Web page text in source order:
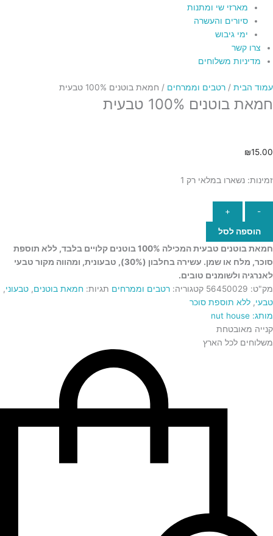
מארזי שי ומתנות
סיורים והעשרה
ימי גיבוש
צרו קשר
מדיניות משלוחים
עמוד הבית / רטבים וממרחים / חמאת בוטנים 100% טבעית
חמאת בוטנים 100% טבעית
₪15.00
זמינות: נשארו במלאי רק 1
-
+
הוספה לסל
חמאת בוטנים טבעית המכילה 100% בוטנים קלויים בלבד, ללא תוספת
סוכר, מלח או שמן. עשירה בחלבון (30%), טבעונית, ומהווה מקור טבעי
לאנרגיה ולשומנים טובים.
מק"ט: 56450029 קטגוריה: רטבים וממרחים תגיות: חמאת בוטנים, טבעוני,
טבעי, ללא תוספת סוכר
מותג: nut house
קנייה מאובטחת
משלוחים לכל הארץ